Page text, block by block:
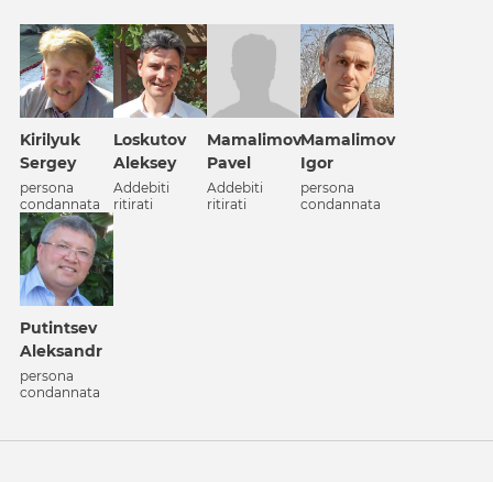
Kirilyuk
Sergey
persona
condannata
Loskutov
Aleksey
Addebiti
ritirati
Mamalimov
Pavel
Addebiti
ritirati
Mamalimov
Igor
persona
condannata
Putintsev
Aleksandr
persona
condannata